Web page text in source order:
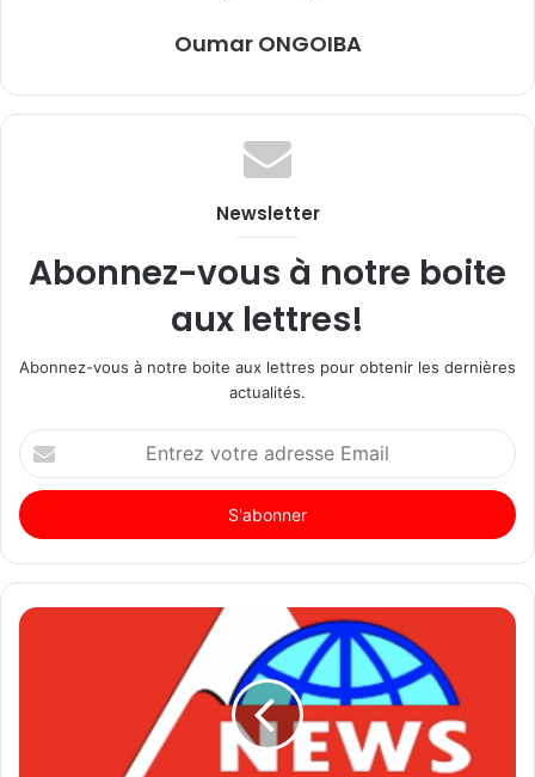
Oumar ONGOIBA
Newsletter
Abonnez-vous à notre boite
aux lettres!
Abonnez-vous à notre boite aux lettres pour obtenir les dernières
actualités.
Entrez
votre
adresse
Email